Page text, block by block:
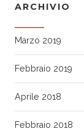
ARCHIVIO
Marzo 2019
Febbraio 2019
Aprile 2018
Febbraio 2018